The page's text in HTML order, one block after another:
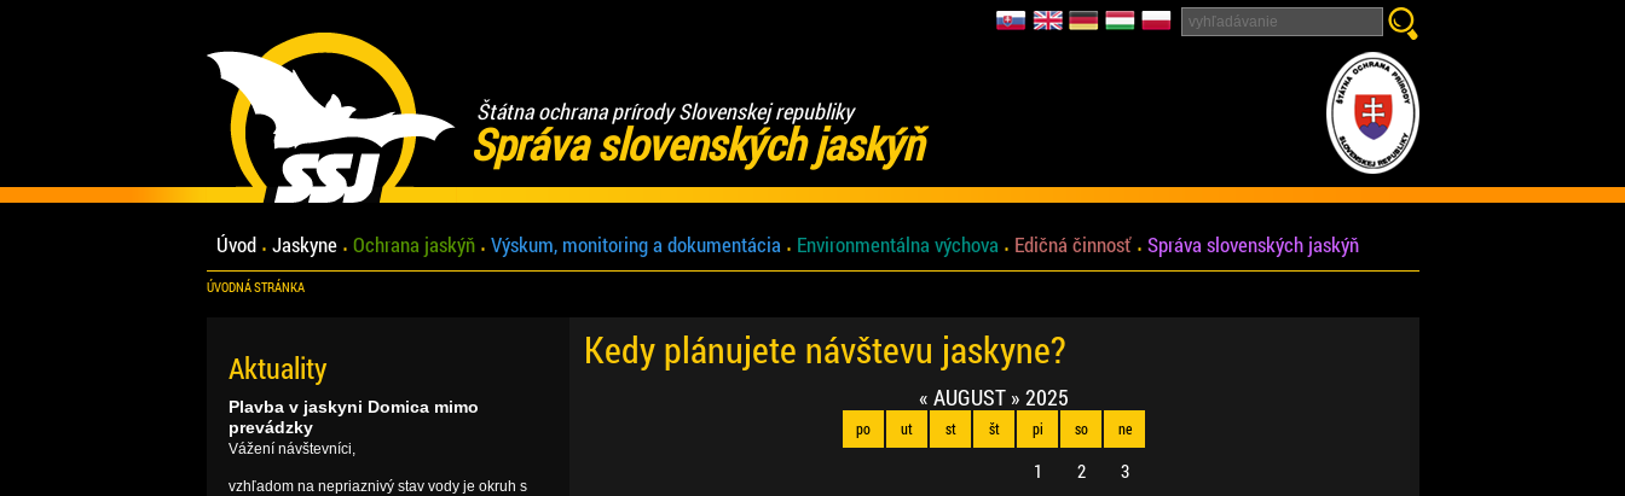
Štátna ochrana prírody Slovenskej republiky
Správa slovenských jaskýň
Úvod Jaskyne Ochrana jaskýň Výskum, monitoring a dokumentácia Environmentálna výchova Edičná činnosť Správa slovenských jaskýň
ÚVODNÁ STRÁNKA
Kedy plánujete návštevu jaskyne?
« AUGUST » 2025
po ut st št pi so ne
1 2
3
Aktuality
Plavba v jaskyni Domica mimo
prevádzky
Vážení návštevníci,
vzhľadom na nepriaznivý stav vody je okruh s